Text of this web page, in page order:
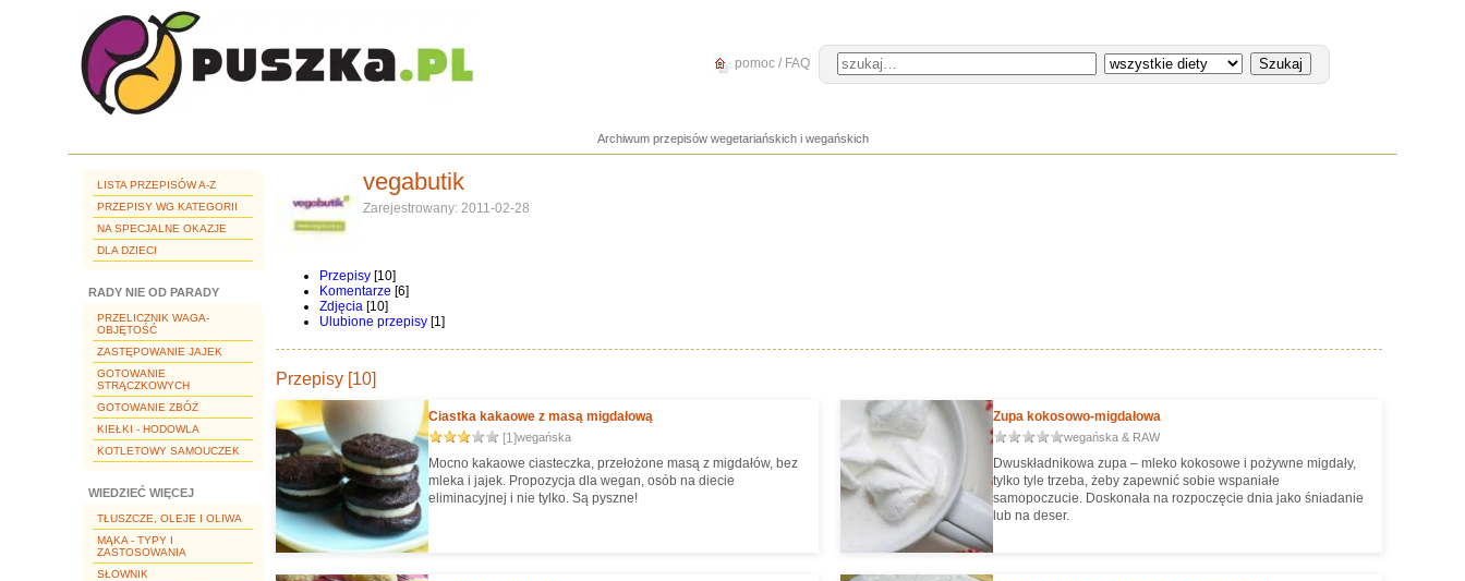
pomoc / FAQ
Archiwum przepisów wegetariańskich i wegańskich
LISTA PRZEPISÓW A-Z
PRZEPISY WG KATEGORII
NA SPECJALNE OKAZJE
DLA DZIECI
RADY NIE OD PARADY
PRZELICZNIK WAGA-
OBJĘTOŚĆ
ZASTĘPOWANIE JAJEK
GOTOWANIE
STRĄCZKOWYCH
GOTOWANIE ZBÓŻ
KIEŁKI - HODOWLA
KOTLETOWY SAMOUCZEK
WIEDZIEĆ WIĘCEJ
TŁUSZCZE, OLEJE I OLIWA
MĄKA - TYPY I
ZASTOSOWANIA
SŁOWNIK
vegabutik
Zarejestrowany: 2011-02-28
Przepisy [10]
Komentarze [6]
Zdjęcia [10]
Ulubione przepisy [1]
Przepisy [10]
Ciastka kakaowe z masą migdałową
[1]wegańska
Mocno kakaowe ciasteczka, przełożone masą z migdałów, bez
mleka i jajek. Propozycja dla wegan, osób na diecie
eliminacyjnej i nie tylko. Są pyszne!
Zupa kokosowo-migdałowa
wegańska & RAW
Dwuskładnikowa zupa – mleko kokosowe i pożywne migdały,
tylko tyle trzeba, żeby zapewnić sobie wspaniałe
samopoczucie. Doskonała na rozpoczęcie dnia jako śniadanie
lub na deser.